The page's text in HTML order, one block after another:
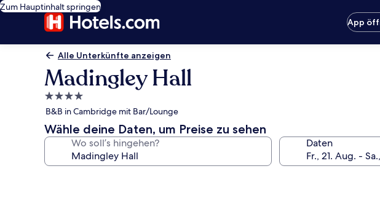
Zum Hauptinhalt springen
App
Alle Unterkünfte anzeigen
Madingley Hall
4.0-
Sterne-
Unterkunft
B&B in Cambridge mit Bar/Lounge
Wähle deine Daten, um Preise zu sehen
Wo soll’s hingehen? Daten